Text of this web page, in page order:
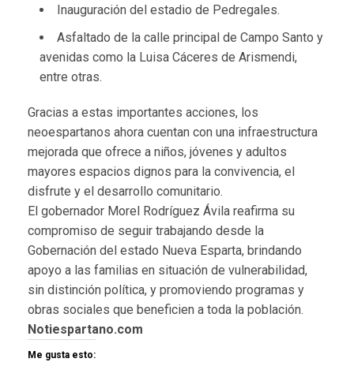
Inauguración del estadio de Pedregales.
Asfaltado de la calle principal de Campo Santo y
avenidas como la Luisa Cáceres de Arismendi,
entre otras.
Gracias a estas importantes acciones, los
neoespartanos ahora cuentan con una infraestructura
mejorada que ofrece a niños, jóvenes y adultos
mayores espacios dignos para la convivencia, el
disfrute y el desarrollo comunitario.
El gobernador Morel Rodríguez Ávila reafirma su
compromiso de seguir trabajando desde la
Gobernación del estado Nueva Esparta, brindando
apoyo a las familias en situación de vulnerabilidad,
sin distinción política, y promoviendo programas y
obras sociales que beneficien a toda la población.
Notiespartano.com
Me gusta esto: